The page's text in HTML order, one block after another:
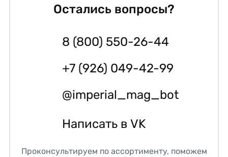
Остались вопросы?
8 (800) 550-26-44
+7 (926) 049-42-99
@imperial_mag_bot
Написать в VK
Проконсультируем по ассортименту, поможем